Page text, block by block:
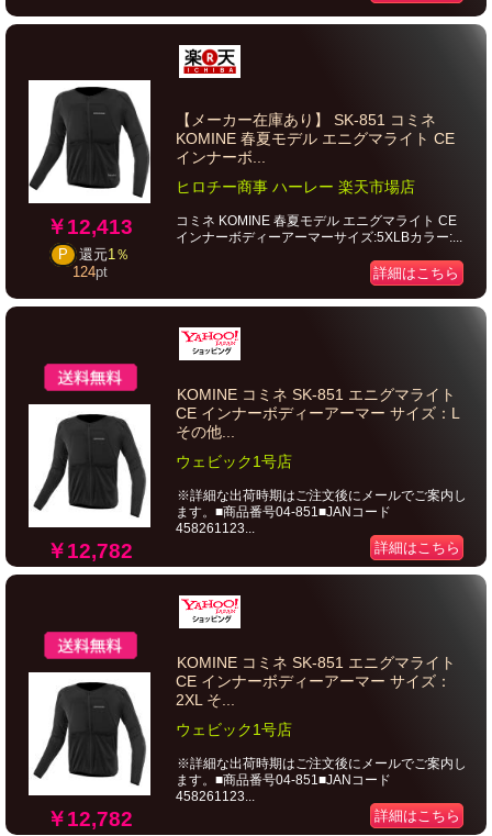
￥12,413
P 還元1％
124pt
【メーカー在庫あり】 SK-851 コミネ
KOMINE 春夏モデル エニグマライト CE
インナーボ...
ヒロチー商事 ハーレー 楽天市場店
コミネ KOMINE 春夏モデル エニグマライト CE
インナーボディーアーマーサイズ:5XLBカラー:...
詳細はこちら
￥12,782
KOMINE コミネ SK-851 エニグマライト
CE インナーボディーアーマー サイズ：L
その他...
ウェビック1号店
※詳細な出荷時期はご注文後にメールでご案内し
ます。■商品番号04-851■JANコード
458261123...
詳細はこちら
￥12,782
KOMINE コミネ SK-851 エニグマライト
CE インナーボディーアーマー サイズ：
2XL そ...
ウェビック1号店
※詳細な出荷時期はご注文後にメールでご案内し
ます。■商品番号04-851■JANコード
458261123...
詳細はこちら